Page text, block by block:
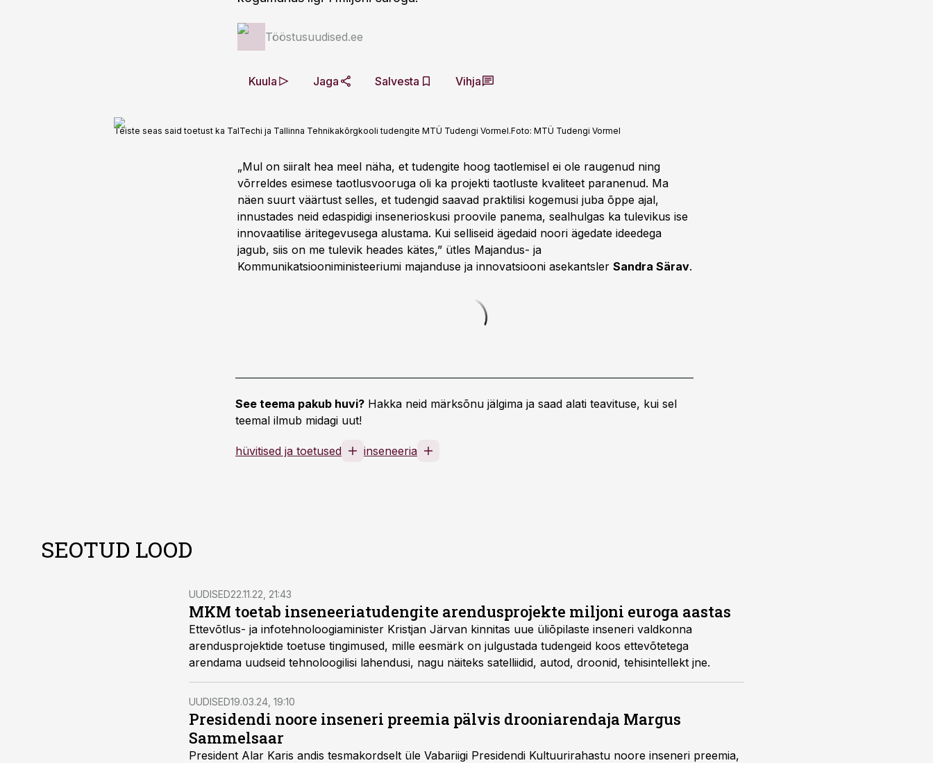
Tööstusuudised.ee
Kuula Jaga Salvesta Vihja
Teiste seas said toetust ka TalTechi ja Tallinna Tehnikakõrgkooli tudengite MTÜ Tudengi Vormel.Foto: MTÜ Tudengi Vormel
„Mul on siiralt hea meel näha, et tudengite hoog taotlemisel ei ole raugenud ning
võrreldes esimese taotlusvooruga oli ka projekti taotluste kvaliteet paranenud. Ma
näen suurt väärtust selles, et tudengid saavad praktilisi kogemusi juba õppe ajal,
innustades neid edaspidigi insenerioskusi proovile panema, sealhulgas ka tulevikus ise
innovaatilise äritegevusega alustama. Kui selliseid ägedaid noori ägedate ideedega
jagub, siis on me tulevik heades kätes,” ütles Majandus-​ ja
Kommunikatsiooniministeeriumi majanduse ja innovatsiooni asekantsler Sandra Särav.
See teema pakub huvi? Hakka neid märksõnu jälgima ja saad alati teavituse, kui sel
teemal ilmub midagi uut!
hüvitised ja toetused inseneeria
SEOTUD LOOD
UUDISED22.11.22, 21:43
MKM toetab inseneeriatudengite arendusprojekte miljoni euroga aastas
Ettevõtlus- ja infotehnoloogiaminister Kristjan Järvan kinnitas uue üliõpilaste inseneri valdkonna
arendusprojektide toetuse tingimused, mille eesmärk on julgustada tudengeid koos ettevõtetega
arendama uudseid tehnoloogilisi lahendusi, nagu näiteks satelliidid, autod, droonid, tehisintellekt jne.
UUDISED19.03.24, 19:10
Presidendi noore inseneri preemia pälvis drooniarendaja Margus
Sammelsaar
President Alar Karis andis tesmakordselt üle Vabariigi Presidendi Kultuurirahastu noore inseneri preemia,